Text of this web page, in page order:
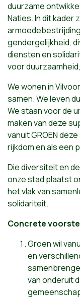
duurzame
Naties. In dit kader
gendergelijkheid,
diensten en
voor
We wonen in
samen. We leven
We staan voor de
maken van deze
vanuit GROEN
rijkdom en als een
Die diversiteit en
onze stad plaatst
het vlak van
solidariteit.
Concrete
Groen wil
en
van onderuit